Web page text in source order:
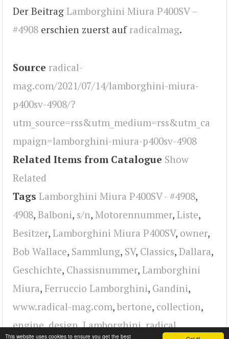
This website uses cookies to ensure you get the best
Der Beitrag Lamborghini Miura P400SV –
#4908 erschien zuerst auf radicalmag.
Source radical-
mag.com/2021/07/14/lamborghini-miura-
p400sv-4908/?
utm_source=rss&utm_medium=rss&utm_ca
mpaign=lamborghini-miura-p400sv-4908
Related Items from Catalogue Show
Related
Tags Lamborghini Miura P400SV - #4908,
4908, Balboni, s/n, Motorennummer, Liste,
Besitzer, Lamborghini Miura P400SV, owner,
Bob Wallace, Sammlung, SV, Classics, Dallara,
Geschichte, Chassisnummer, Lamborghini
Miura, Ferruccio Lamborghini, Gandini,
www.radical-mag.com, bertone, collection,
engine,design,Lamborghini,radical